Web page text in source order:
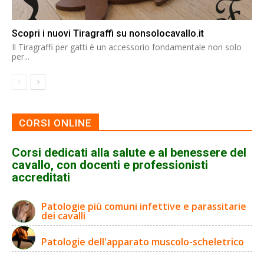
Scopri i nuovi Tiragraffi su nonsolocavallo.it
Il Tiragraffi per gatti è un accessorio fondamentale non solo
per...
CORSI ONLINE
Corsi dedicati alla salute e al benessere del
cavallo, con docenti e professionisti
accreditati
Patologie più comuni infettive e parassitarie
dei cavalli
Patologie dell'apparato muscolo-scheletrico